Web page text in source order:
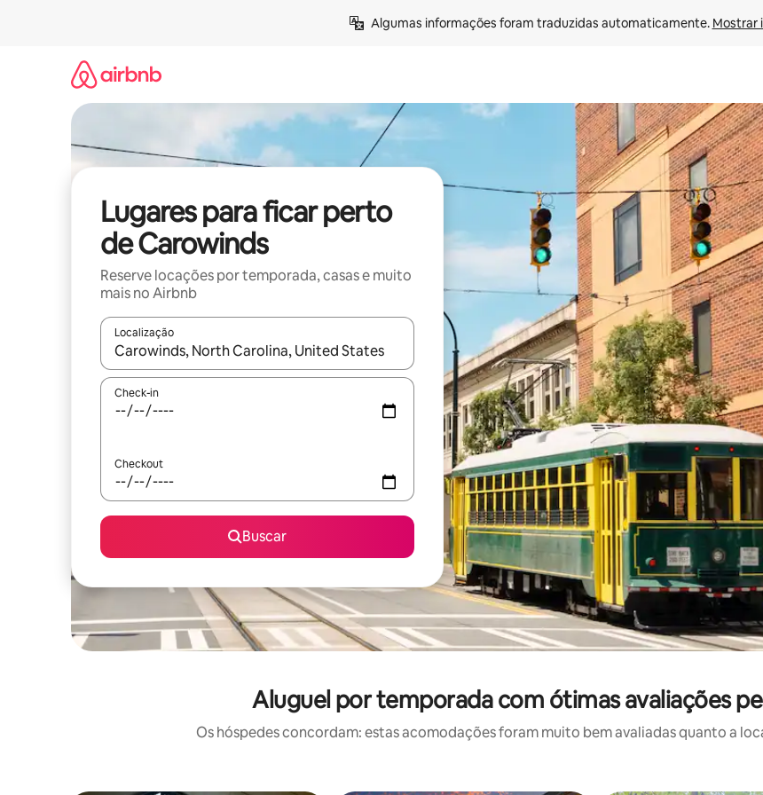
Algumas informações foram traduzidas automaticamente. Mostrar
Lugares para ficar perto
de Carowinds
Reserve locações por temporada, casas e muito
mais no Airbnb
Localização
Quando os resultados estiverem disponíveis, explore-os usando as seta para cima e para baixo do teclado ou
Check-in
Checkout
Buscar
Aluguel por temporada com ótimas avaliações
Os hóspedes concordam: estas acomodações foram muito bem avaliadas quanto a